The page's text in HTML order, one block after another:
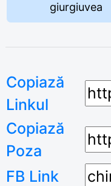
giurgiuvea
Copiază
Linkul
Copiază
Poza
FB Link